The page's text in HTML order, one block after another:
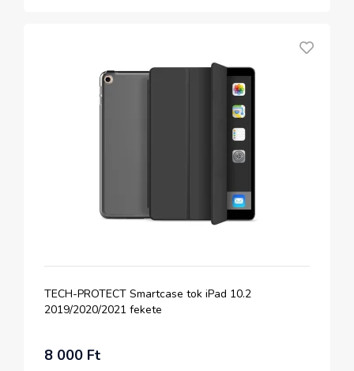
TECH-PROTECT Smartcase tok iPad 10.2
2019/2020/2021 fekete
8 000 Ft